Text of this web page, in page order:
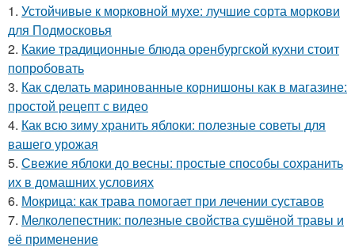
1. Устойчивые к морковной мухе: лучшие сорта моркови
для Подмосковья
2. Какие традиционные блюда оренбургской кухни стоит
попробовать
3. Как сделать маринованные корнишоны как в магазине:
простой рецепт с видео
4. Как всю зиму хранить яблоки: полезные советы для
вашего урожая
5. Свежие яблоки до весны: простые способы сохранить
их в домашних условиях
6. Мокрица: как трава помогает при лечении суставов
7. Мелколепестник: полезные свойства сушёной травы и
её применение